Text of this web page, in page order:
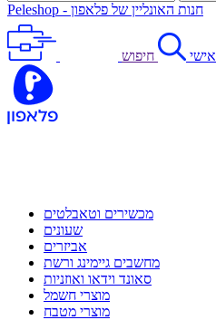
Peleshop - חנות האונליין של פלאפון
אישי חיפוש
מכשירים וטאבלטים
שעונים
אביזרים
מחשבים גיימינג ורשת
סאונד וידאו ואוזניות
מוצרי חשמל
מוצרי מטבח